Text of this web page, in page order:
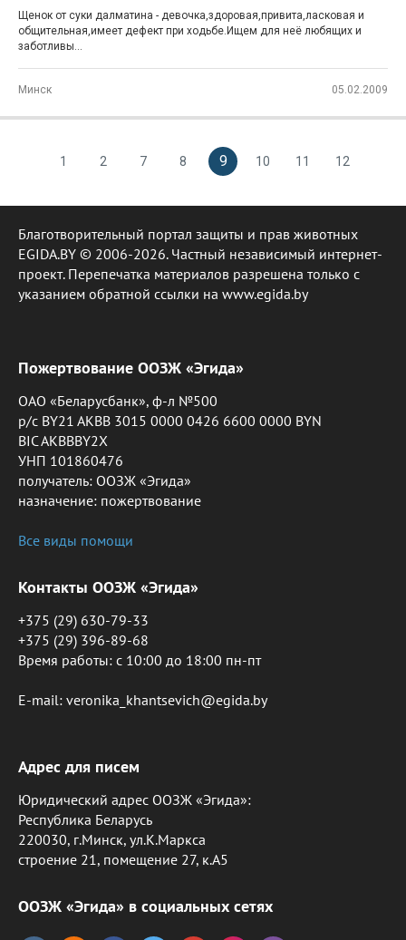
Щенок от суки далматина - девочка,здоровая,привита,ласковая и
общительная,имеет дефект при ходьбе.Ищем для неё любящих и
заботливы...
Минск 05.02.2009
1 2 7 8 9 10 11 12
Благотворительный портал защиты и прав животных
EGIDA.BY © 2006-2026. Частный независимый интернет-
проект. Перепечатка материалов разрешена только с
указанием обратной ссылки на www.egida.by
Пожертвование ООЗЖ «Эгида»
ОАО «Беларусбанк», ф-л №500
р/с BY21 AKBB 3015 0000 0426 6600 0000 BYN
BIC AKBBBY2X
УНП 101860476
получатель: ООЗЖ «Эгида»
назначение: пожертвование
Все виды помощи
Контакты ООЗЖ «Эгида»
+375 (29) 630-79-33
+375 (29) 396-89-68
Время работы: c 10:00 до 18:00 пн-пт
E-mail: veronika_khantsevich@egida.by
Адрес для писем
Юридический адрес ООЗЖ «Эгида»:
Республика Беларусь
220030, г.Минск, ул.К.Маркса
строение 21, помещение 27, к.А5
ООЗЖ «Эгида» в социальных сетях